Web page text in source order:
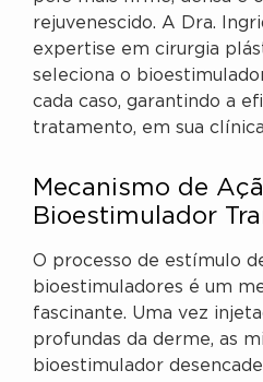
rejuvenescido. A Dra.
expertise em cirurgia
seleciona o
cada caso, garantindo a
tratamento, em sua
Mecanismo de
Bioestimulador
O processo de estímulo
bioestimuladores é um
fascinante. Uma vez
profundas da derme, as
bioestimulador